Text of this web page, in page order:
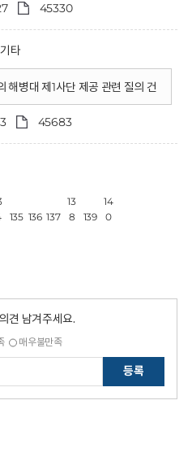
45330
기타
해병대 제1사단 제공 관련 질의 건
45683
135 136 137
13
8
139
14
0
견 남겨주세요.
매우불만족
등록